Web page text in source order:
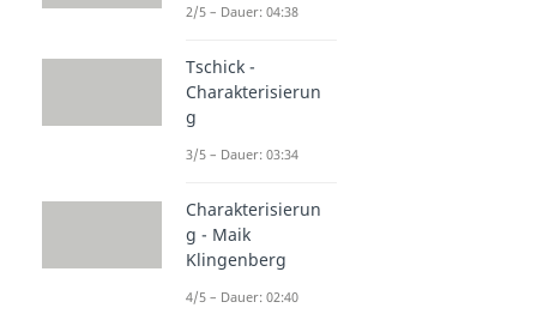
2/5 – Dauer: 04:38
Tschick -
Charakterisierun
g
3/5 – Dauer: 03:34
Charakterisierun
g - Maik
Klingenberg
4/5 – Dauer: 02:40